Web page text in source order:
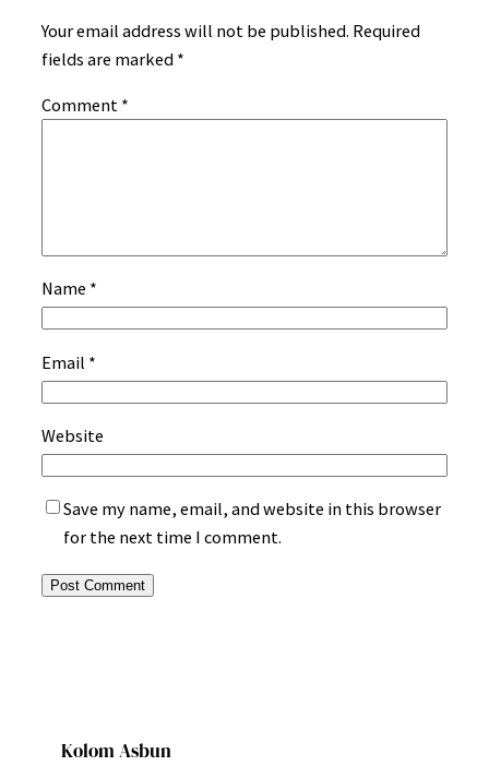
Your email address will not be published. Required
fields are marked *
Comment *
Name *
Email *
Website
Save my name, email, and website in this browser
for the next time I comment.
Kolom Asbun